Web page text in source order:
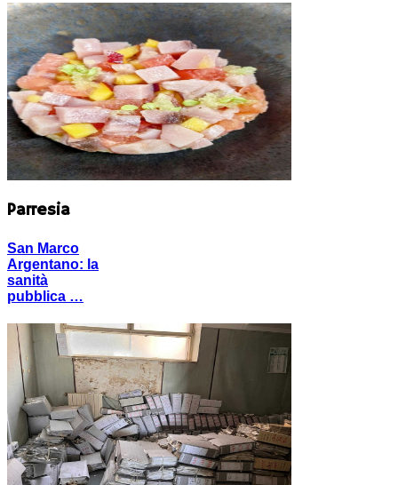
Parresia
San Marco
Argentano: la
sanità
pubblica …